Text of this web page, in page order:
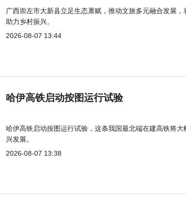
广西崇左市大新县立足生态禀赋，推动文旅多元融合发展
助力乡村振兴。
2026-08-07 13:44
哈伊高铁启动按图运行试验
哈伊高铁启动按图运行试验，这条我国最北端在建高铁将
兴发展。
2026-08-07 13:38